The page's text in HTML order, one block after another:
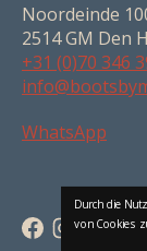
Noordeinde
2514 GM Den
+31 (0)70 346
WhatsApp
Durch die
von Cookies